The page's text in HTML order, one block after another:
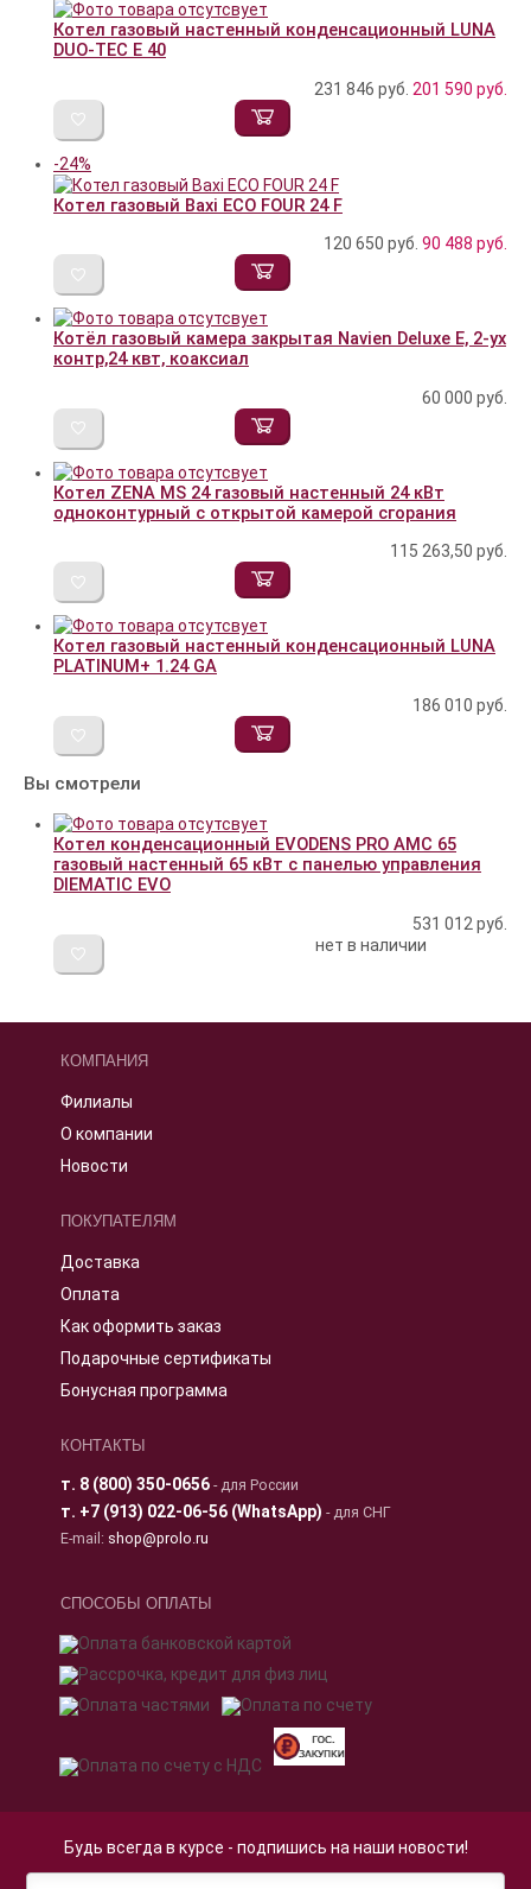
Котел газовый настенный конденсационный LUNA
DUO-TEC E 40
231 846 руб. 201 590 руб.
-24%
Котел газовый Baxi ECO FOUR 24 F
120 650 руб. 90 488 руб.
Котёл газовый камера закрытая Navien Deluxe E, 2-ух
контр,24 квт, коаксиал
60 000 руб.
Котел ZENA MS 24 газовый настенный 24 кВт
одноконтурный с открытой камерой сгорания
115 263,50 руб.
Котел газовый настенный конденсационный LUNA
PLATINUM+ 1.24 GA
186 010 руб.
Вы смотрели
Котел конденсационный EVODENS PRO AMC 65
газовый настенный 65 кВт c панелью управления
DIEMATIC EVO
531 012 руб.
нет в наличии
КОМПАНИЯ
Филиалы
О компании
Новости
ПОКУПАТЕЛЯМ
Доставка
Оплата
Как оформить заказ
Подарочные сертификаты
Бонусная программа
КОНТАКТЫ
т. 8 (800) 350-0656- для России
т. +7 (913) 022-06-56 (WhatsApp) - для СНГ
E-mail: shop@prolo.ru
СПОСОБЫ ОПЛАТЫ
Будь всегда в курсе - подпишись на наши новости!